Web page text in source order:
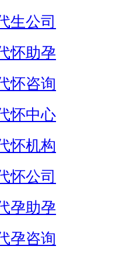
生公司
怀助孕
怀咨询
怀中心
怀机构
怀公司
孕助孕
孕咨询